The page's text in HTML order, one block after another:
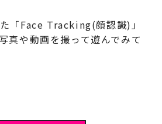
「Face Tracking(顔認識)」
真や動画を撮って遊んでみて